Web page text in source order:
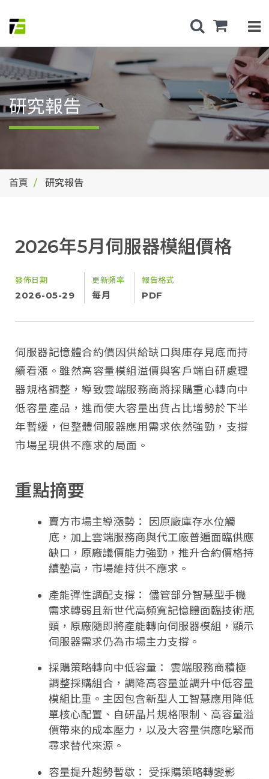
研究報告
首頁 研究報告
2026年5月伺服器模組價格
發佈日期
2026-05-29
更新頻率
每月
報告格式
PDF
伺服器記憶體合約價因供給缺口與庫存見底而持
續看漲。雖然高容量模組溢價與客戶端自研處理
器規格調整，導致雲端服務商將採購重心轉向中
低容量產品，進而使大容量出貨占比增勢於下半
年暫緩，但整體伺服器應用需求依然強勁，支撐
市場呈現供不應求的局面。
重點摘要
賣方市場主導漲勢： 因原廠庫存水位觸
底，加上雲端服務商與代工廠普遍面臨供應
缺口，原廠議價能力強勁，推升合約價格持
續墊高，市場維持供不應求。
產能彈性調配支撐： 儘管部分智慧型手機
需求轉弱且新世代高頻寬記憶體面臨技術瓶
頸，原廠隨即將產能轉向伺服器模組，顯示
伺服器需求仍為市場主力支撐。
採購策略轉向中低容量： 雲端服務商積極
調整採購組合，調降高容量並調升中低容量
模組比重。主因包含新型人工智慧應用降低
單核心配置、自研晶片規格限制、高容量溢
價帶來的成本壓力，以及大容量供應吃緊而
尋求替代來源。
容量提升趨勢暫歇： 受採購策略轉變影